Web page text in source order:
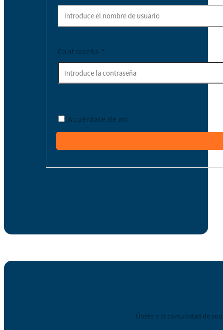
Contraseña *
Acuérdate de mí
Únete a la comunidad de